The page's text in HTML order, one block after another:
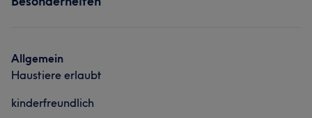
Was unsere Kunden über Kathrin sagen
Herzlich 16
Allgemein
Haustiere erlaubt
kinderfreundlich